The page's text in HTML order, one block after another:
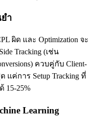
ำ
ผิด และ Optimization จะ
Tracking (เช่น
ควบคู่กับ Client-
แค่การ Setup Tracking ที่
15-25%
Learning